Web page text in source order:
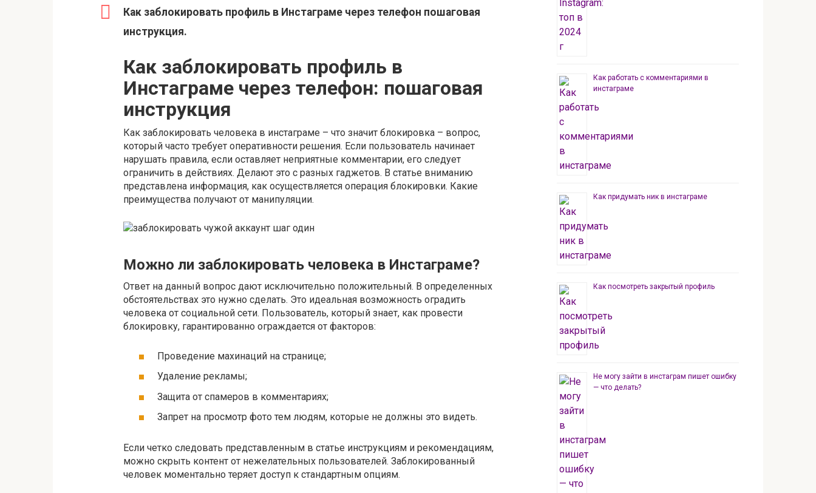
Как заблокировать профиль в Инстаграме через телефон пошаговая
инструкция.
Как заблокировать профиль в
Инстаграме через телефон: пошаговая
инструкция
Как заблокировать человека в инстаграме – что значит блокировка – вопрос,
который часто требует оперативности решения. Если пользователь начинает
нарушать правила, если оставляет неприятные комментарии, его следует
ограничить в действиях. Делают это с разных гаджетов. В статье вниманию
представлена информация, как осуществляется операция блокировки. Какие
преимущества получают от манипуляции.
Можно ли заблокировать человека в Инстаграме?
Ответ на данный вопрос дают исключительно положительный. В определенных
обстоятельствах это нужно сделать. Это идеальная возможность оградить
человека от социальной сети. Пользователь, который знает, как провести
блокировку, гарантированно ограждается от факторов:
Проведение махинаций на странице;
Удаление рекламы;
Защита от спамеров в комментариях;
Запрет на просмотр фото тем людям, которые не должны это видеть.
Если четко следовать представленным в статье инструкциям и рекомендациям,
можно скрыть контент от нежелательных пользователей. Заблокированный
человек моментально теряет доступ к стандартным опциям.
Как работать с комментариями в
инстаграме
Как придумать ник в инстаграме
Как посмотреть закрытый профиль
Не могу зайти в инстаграм пишет ошибку
— что делать?